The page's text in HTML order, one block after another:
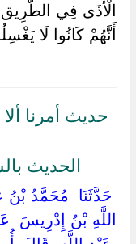
الْأَذَى فِي الطَّرِيق
أَنَّهُمْ كَانُوا لَا
حديث أمرنا
الحديث
‏حَدَّثَنَا ‏ ‏مُحَمَّدُ بْنُ
اللَّهِ بْنُ إِدْرِيسَ